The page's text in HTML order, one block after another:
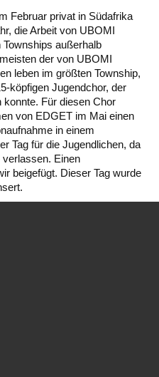
Februar privat in Südafrika
die Arbeit von UBOMI
außerhalb
der von UBOMI
leben im größten Township,
köpfigen Jugendchor, der
Für diesen Chor
von EDGET im Mai einen
in einem
Tag für die Jugendlichen, da
verlassen. Einen
beigefügt. Dieser Tag wurde